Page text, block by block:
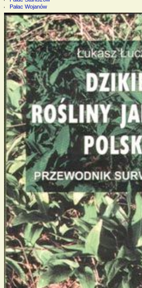
Pałac Wojanów